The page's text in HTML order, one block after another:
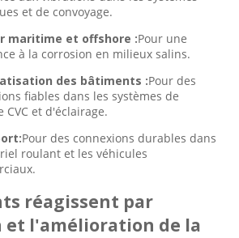
et de convoyage.
maritime et offshore :Pour une
à la corrosion en milieux salins.
des bâtiments :Pour des
fiables dans les systèmes de
CVC et d'éclairage.
Pour des connexions durables dans
roulant et les véhicules
réagissent par
l'amélioration de la